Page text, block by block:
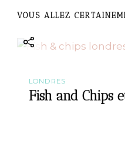
a
t
VOUS ALLEZ
LONDRES
Fish and Chips